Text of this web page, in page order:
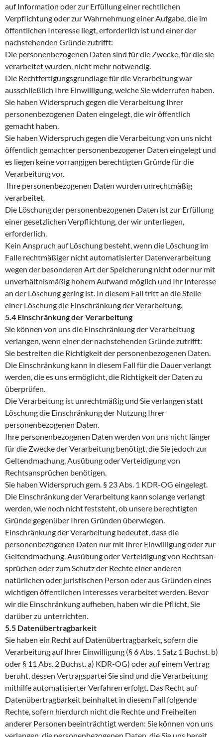
auf Information oder zur Erfüllung einer rechtlichen
Verpflichtung oder zur Wahrnehmung einer Aufgabe, die im
öffentlichen Interesse liegt, erforderlich ist und einer der
nachstehenden Gründe zutrifft:
Die personenbezogenen Daten sind für die Zwecke, für die sie
verarbeitet wurden, nicht mehr notwendig.
Die Rechtfertigungsgrundlage für die Verarbeitung war
ausschließlich Ihre Einwilligung, welche Sie widerrufen haben.
Sie haben Widerspruch gegen die Verarbeitung Ihrer
personenbezogenen Daten eingelegt, die wir öffentlich
gemacht haben.
Sie haben Widerspruch gegen die Verarbeitung von uns nicht
öffentlich gemachter personenbezogener Daten eingelegt und
es liegen keine vorrangigen berechtigten Gründe für die
Verarbeitung vor.
Ihre personenbezogenen Daten wurden unrechtmäßig
verarbeitet.
Die Löschung der personenbezogenen Daten ist zur Erfüllung
einer gesetzlichen Verpflichtung, der wir unterliegen,
erforderlich.
Kein Anspruch auf Löschung besteht, wenn die Löschung im
Falle rechtmäßiger nicht automatisierter Datenverarbeitung
wegen der besonderen Art der Speicherung nicht oder nur mit
unverhältnismäßig hohem Aufwand möglich und Ihr Interesse
an der Löschung gering ist. In diesem Fall tritt an die Stelle
einer Löschung die Einschränkung der Verarbeitung.
5.4 Einschränkung der Verarbeitung
Sie können von uns die Einschränkung der Verarbeitung
verlangen, wenn einer der nachstehenden Gründe zutrifft:
Sie bestreiten die Richtigkeit der personenbezogenen Daten.
Die Einschränkung kann in diesem Fall für die Dauer verlangt
werden, die es uns ermöglicht, die Richtigkeit der Daten zu
überprüfen.
Die Verarbeitung ist unrechtmäßig und Sie verlangen statt
Löschung die Einschränkung der Nutzung Ihrer
personenbezogenen Daten.
Ihre personenbezogenen Daten werden von uns nicht länger
für die Zwecke der Verarbeitung benötigt, die Sie jedoch zur
Geltendmachung, Ausübung oder Verteidigung von
Rechtsansprüchen benötigen.
Sie haben Widerspruch gem. § 23 Abs. 1 KDR-OG eingelegt.
Die Einschränkung der Verarbeitung kann solange verlangt
werden, wie noch nicht feststeht, ob unsere berechtigten
Gründe gegenüber Ihren Gründen überwiegen.
Einschränkung der Verarbeitung bedeutet, dass die
personenbezogenen Daten nur mit Ihrer Einwilligung oder zur
Geltendmachung, Ausübung oder Verteidigung von Rechtsan­
sprüchen oder zum Schutz der Rechte einer anderen
natürlichen oder juristischen Person oder aus Gründen eines
wichtigen öffentlichen Interesses verarbeitet werden. Bevor
wir die Einschränkung aufheben, haben wir die Pflicht, Sie
darüber zu unterrichten.
5.5 Datenübertragbarkeit
Sie haben ein Recht auf Datenübertragbarkeit, sofern die
Verarbeitung auf Ihrer Einwilligung (§ 6 Abs. 1 Satz 1 Buchst. b)
oder § 11 Abs. 2 Buchst. a) KDR-OG) oder auf einem Vertrag
beruht, dessen Vertragspartei Sie sind und die Verarbeitung
mithilfe automatisierter Verfahren erfolgt. Das Recht auf
Datenübertragbarkeit beinhaltet in diesem Fall folgende
Rechte, sofern hierdurch nicht die Rechte und Freiheiten
anderer Personen beeinträchtigt werden: Sie können von uns